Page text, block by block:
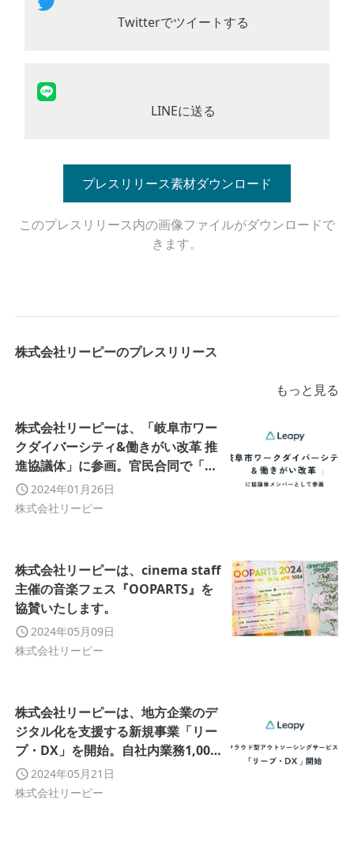
Twitterでツイートする
LINEに送る
プレスリリース素材ダウンロード
このプレスリリース内の画像ファイルがダウンロードで
きます。
株式会社リーピーのプレスリリース
もっと見る
株式会社リーピーは、「岐阜市ワー
クダイバーシティ&働きがい改革 推
進協議体」に参画。官民合同で「魅
力的な労働環境を作り、働き手に選
ばれる企業になる。」を掲げます。
2024年01月26日
株式会社リーピー
株式会社リーピーは、cinema staff
主催の音楽フェス『OOPARTS』を
協賛いたします。
2024年05月09日
株式会社リーピー
株式会社リーピーは、地方企業のデ
ジタル化を支援する新規事業「リー
プ・DX」を開始。自社内業務1,000
時間／月の削減に成功したノウハウ
を提供いたします。
2024年05月21日
株式会社リーピー